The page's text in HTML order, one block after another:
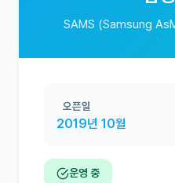
SAMS (Samsung
오픈일
2019년 10월
운영 중